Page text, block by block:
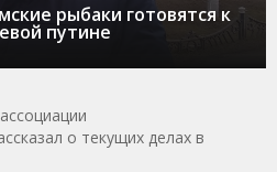
рыбаки готовятся к
путине
о текущих делах в